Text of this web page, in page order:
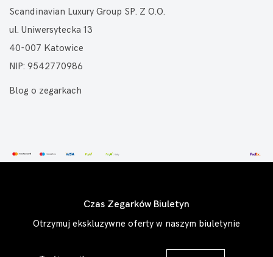
Scandinavian Luxury Group SP. Z O.O.
ul. Uniwersytecka 13
40-007 Katowice
NIP: 9542770986
Blog o zegarkach
Czas Zegarków Biuletyn
Otrzymuj ekskluzywne oferty w naszym biuletynie